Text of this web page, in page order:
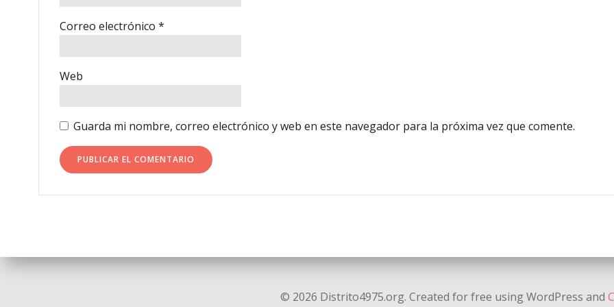
Correo electrónico *
Web
Guarda mi nombre, correo electrónico y web en este navegador para la próxima vez que comente.
© 2026 Distrito4975.org. Created for free using WordPress and